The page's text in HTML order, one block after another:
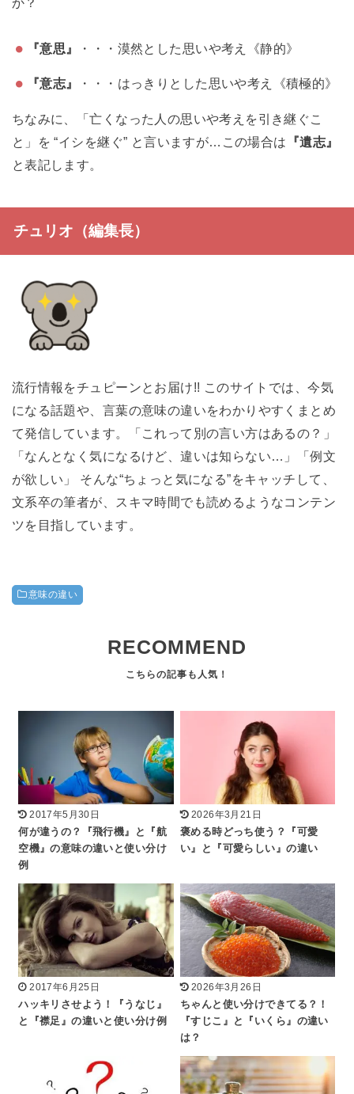
『意思』 ・・・漠然とした思いや考え《静的》
『意志』 ・・・はっきりとした思いや考え《積極的》
ちなみに、「亡くなった人の思いや考えを引き継ぐこ
と」を “イシを継ぐ” と言いますが…この場合は 『遺志』
と表記します。
チュリオ（編集長）
流行情報をチュピーンとお届け!! このサイトでは、今気
になる話題や、言葉の意味の違いをわかりやすくまとめ
て発信しています。「これって別の言い方はあるの？」
「なんとなく気になるけど、違いは知らない…」「例文
が欲しい」 そんな“ちょっと気になる”をキャッチして、
文系卒の筆者が、スキマ時間でも読めるようなコンテン
ツを目指しています。
意味の違い
RECOMMEND
2017年5月30日
何が違うの？『飛行機』と『航
空機』の意味の違いと使い分け
例
2026年3月21日
褒める時どっち使う？『可愛
い』と『可愛らしい』の違い
2017年6月25日
ハッキリさせよう！『うなじ』
と『襟足』の違いと使い分け例
2026年3月26日
ちゃんと使い分けできてる？！
『すじこ』と『いくら』の違い
は？